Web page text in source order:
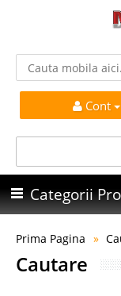
Cont
Categorii
Prima Pagina
Cautare